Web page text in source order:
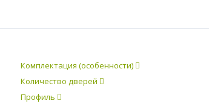
Комплектация (особенности)
Количество дверей
Профиль